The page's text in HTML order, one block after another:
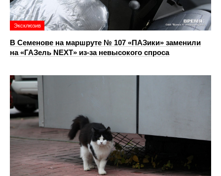
Эксклюзив
В Семенове на маршруте № 107 «ПАЗики» заменили
на «ГАЗель NEXT» из‑за невысокого спроса